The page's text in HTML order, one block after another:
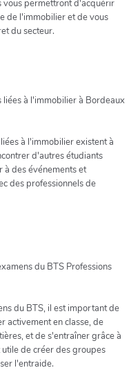
vous permettront d'acquérir
de l'immobilier et de vous
du secteur.
à l'immobilier à Bordeaux
à l'immobilier existent à
d'autres étudiants
à des événements et
des professionnels de
du BTS Professions
du BTS, il est important de
activement en classe, de
et de s'entraîner grâce à
de créer des groupes
l'entraide.